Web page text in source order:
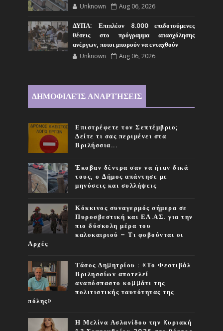
Unknown Aug 06, 2026
ΔΥΠΑ: Επιπλέον 8.000 επιδοτούμενες
θέσεις στο πρόγραμμα απασχόλησης
ανέργων, ποιοι μπορούν να ενταχθούν
Unknown Aug 06, 2026
ΔΗΜΟΦΙΛΕΊΣ ΑΝΑΡΤΉΣΕΙΣ
Επιστρέφετε τον Σεπτέμβριο;
Δείτε τι σας περιμένει στα
Βριλήσσια...
Έκοβαν δέντρα σαν να ήταν δικά
τους, ο Δήμος απάντησε με
μηνύσεις και συλλήψεις
Κόκκινος συναγερμός σήμερα σε
Πυροσβεστική και ΕΛ.ΑΣ. για την
πιο δύσκολη μέρα του
καλοκαιριού – Τι φοβούνται οι
Αρχές
Τάσος Δηµητρίου : «Το Φεστιβάλ
Βριλησσίων αποτελεί
αναπόσπαστο κοµµάτι της
πολιτιστικής ταυτότητας της
πόλης»
Η Μελίνα Ασλανίδου την Kυριακή